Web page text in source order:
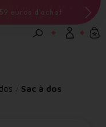
euros d'achat
Sac à dos